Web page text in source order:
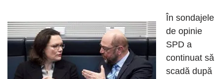
În sondajele
de opinie
SPD a
continuat să
scadă după